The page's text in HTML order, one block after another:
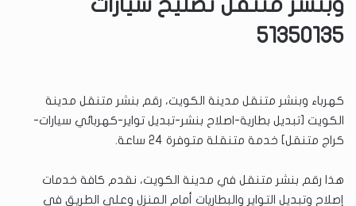
وبنشر متنقل تصليح سيارات
51350135
كهرباء وبنشر متنقل مدينة الكويت، رقم بنشر متنقل مدينة
الكويت [تبديل بطارية-اصلاح بنشر-تبديل تواير-كهربائي سيارات-
كراج متنقل] خدمة متنقلة متوفرة 24 ساعة.
هذا رقم بنشر متنقل في مدينة الكويت، نقدم كافة خدمات
إصلاح وتبديل التواير والبطاريات أمام المنزل وعلى الطريق في